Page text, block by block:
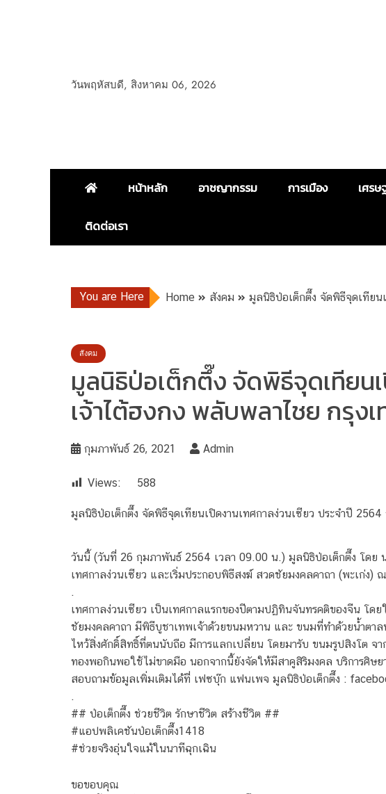
วันพฤหัสบดี, สิงหาคม 06, 2026
หน้าหลัก อาชญากรรม การเมือง เศร
ติดต่อเรา
You are Here Home สังคม มูลนิธิป่อเต็กตึ๊ง จัดพิธีจุดเทียน
สังคม
มูลนิธิป่อเต็กตึ๊ง จัดพิธีจุดเทียน
เจ้าไต้ฮงกง พลับพลาไชย กรุง
กุมภาพันธ์ 26, 2021 Admin
Views: 588
มูลนิธิป่อเต็กตึ๊ง จัดพิธีจุดเทียนเปิดงานเทศกาลง่วนเซียว ประจำปี
วันนี้ (วันที่ 26 กุมภาพันธ์ 2564 เวลา 09.00 น.) มูลนิธิป่อเต็กตึ๊ง โดย
เทศกาลง่วนเซียว และเริ่มประกอบพิธีสงฆ์ สวดชัยมงคลคาถา (พะเก่ง
.
เทศกาลง่วนเซียว เป็นเทศกาลแรกของปีตามปฏิทินจันทรคติของจีน โ
ชัยมงคลคาถา มีพิธีบูชาเทพเจ้าด้วยขนมหวาน และ ขนมที่ทำด้วยน้ำตา
ไหว้สิ่งศักดิ์สิทธิ์ที่ตนนับถือ มีการแลกเปลี่ยน โดยมารับ ขนมรูปสิงโต จ
ทองพอกินพอใช้ไม่ขาดมือ นอกจากนี้ยังจัดให้มีสาคูสิริมงคล บริการศิษ
สอบถามข้อมูลเพิ่มเติมได้ที่ เฟซบุ๊ก แฟนเพจ มูลนิธิป่อเต็กตึ๊ง :
.
## ป่อเต็กตึ๊ง ช่วยชีวิต รักษาชีวิต สร้างชีวิต ##
#แอปพลิเคชันป่อเต็กตึ๊ง1418
#ช่วยจริงอุ่นใจแม้ในนาทีฉุกเฉิน
ขอขอบคุณ